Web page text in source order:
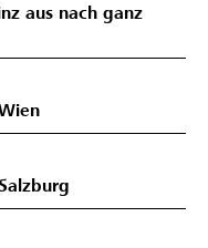
aus nach ganz